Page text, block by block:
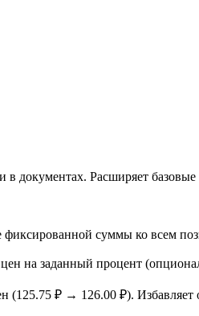
документах. Расширяет
суммы ко всем
на заданный процент
(125.75 ₽ → 126.00 ₽). Избавляет